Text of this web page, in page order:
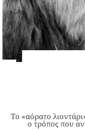
Το «αόρατο
ο τρόπος που